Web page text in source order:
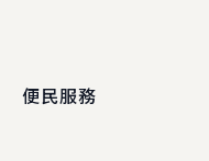
便民服務